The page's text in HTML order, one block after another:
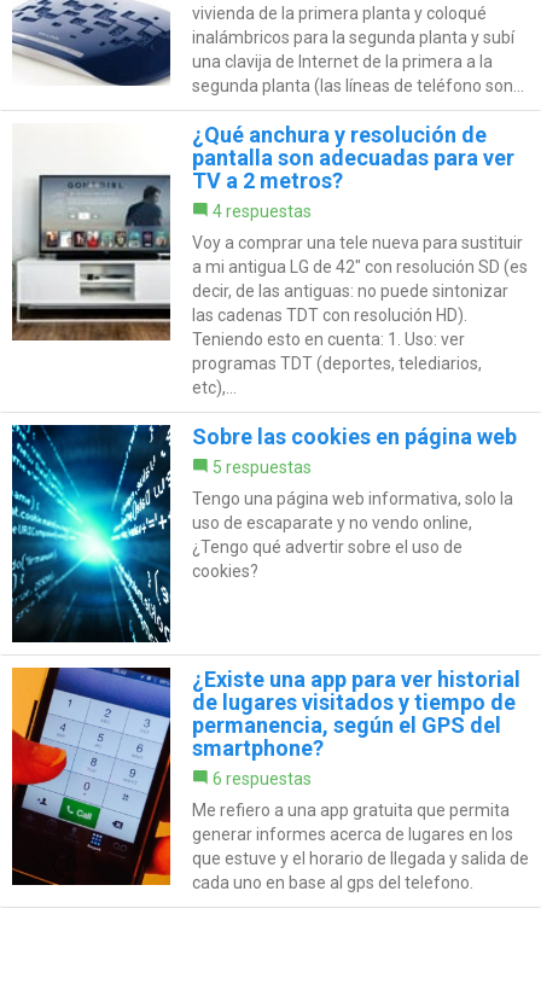
vivienda de la primera planta y coloqué
inalámbricos para la segunda planta y subí
una clavija de Internet de la primera a la
segunda planta (las líneas de teléfono son...
¿Qué anchura y resolución de
pantalla son adecuadas para ver
TV a 2 metros?
4 respuestas
Voy a comprar una tele nueva para sustituir
a mi antigua LG de 42" con resolución SD (es
decir, de las antiguas: no puede sintonizar
las cadenas TDT con resolución HD).
Teniendo esto en cuenta: 1. Uso: ver
programas TDT (deportes, telediarios,
etc),...
Sobre las cookies en página web
5 respuestas
Tengo una página web informativa, solo la
uso de escaparate y no vendo online,
¿Tengo qué advertir sobre el uso de
cookies?
¿Existe una app para ver historial
de lugares visitados y tiempo de
permanencia, según el GPS del
smartphone?
6 respuestas
Me refiero a una app gratuita que permita
generar informes acerca de lugares en los
que estuve y el horario de llegada y salida de
cada uno en base al gps del telefono.